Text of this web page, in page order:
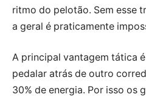
ritmo do pelotão. Sem esse
a geral é praticamente
A principal vantagem tática
pedalar atrás de outro
30% de energia. Por isso os